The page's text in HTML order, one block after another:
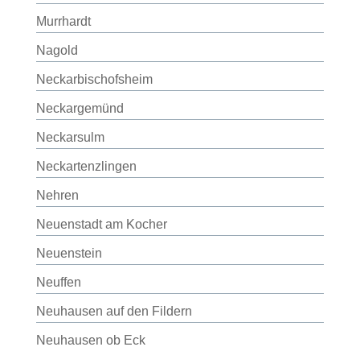
Murrhardt
Nagold
Neckarbischofsheim
Neckargemünd
Neckarsulm
Neckartenzlingen
Nehren
Neuenstadt am Kocher
Neuenstein
Neuffen
Neuhausen auf den Fildern
Neuhausen ob Eck